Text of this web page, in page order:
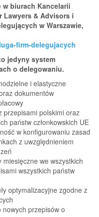
biurach Kancelarii
Lawyers & Advisors i
w Warszawie,
firm-delegujacych
jedyny system
o delegowaniu.
i elastyczne
dokumentów
przepisami polskimi oraz
państw członkowskich UE
w konfigurowaniu zasad
z uwzględnieniem
miesięczne we wszystkich
wszystkich państw
optymalizacyjne zgodne z
nowych przepisów o